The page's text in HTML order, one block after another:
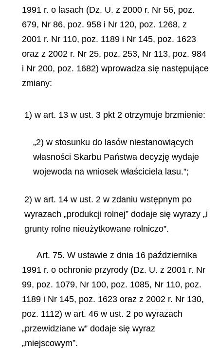
1991 r. o lasach (Dz. U. z 2000 r. Nr 56, poz.
679, Nr 86, poz. 958 i Nr 120, poz. 1268, z
2001 r. Nr 110, poz. 1189 i Nr 145, poz. 1623
oraz z 2002 r. Nr 25, poz. 253, Nr 113, poz. 984
i Nr 200, poz. 1682) wprowadza się następujące
zmiany:
1) w art. 13 w ust. 3 pkt 2 otrzymuje brzmienie:
„2) w stosunku do lasów niestanowiących
własności Skarbu Państwa decyzję wydaje
wojewoda na wniosek właściciela lasu.”;
2) w art. 14 w ust. 2 w zdaniu wstępnym po
wyrazach „produkcji rolnej” dodaje się wyrazy „i
grunty rolne nieużytkowane rolniczo”.
Art. 75. W ustawie z dnia 16 października
1991 r. o ochronie przyrody (Dz. U. z 2001 r. Nr
99, poz. 1079, Nr 100, poz. 1085, Nr 110, poz.
1189 i Nr 145, poz. 1623 oraz z 2002 r. Nr 130,
poz. 1112) w art. 46 w ust. 2 po wyrazach
„przewidziane w” dodaje się wyraz
„miejscowym”.